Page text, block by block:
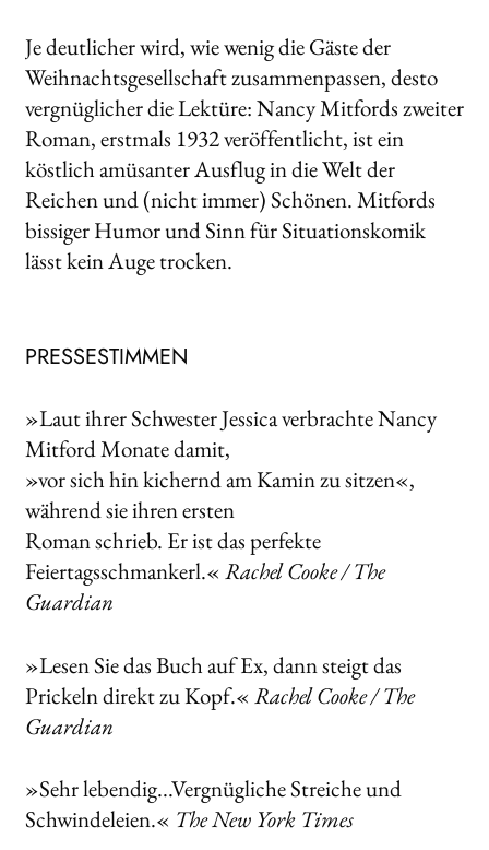
Je deutlicher wird, wie wenig die Gäste der
Weihnachtsgesellschaft zusammenpassen, desto
vergnüglicher die Lektüre: Nancy Mitfords zweiter
Roman, erstmals 1932 veröffentlicht, ist ein
köstlich amüsanter Ausflug in die Welt der
Reichen und (nicht immer) Schönen. Mitfords
bissiger Humor und Sinn für Situationskomik
lässt kein Auge trocken.
PRESSESTIMMEN
»Laut ihrer Schwester Jessica verbrachte Nancy
Mitford Monate damit,
»vor sich hin kichernd am Kamin zu sitzen«,
während sie ihren ersten
Roman schrieb. Er ist das perfekte
Feiertagsschmankerl.« Rachel Cooke / The
Guardian
»Lesen Sie das Buch auf Ex, dann steigt das
Prickeln direkt zu Kopf.« Rachel Cooke / The
Guardian
»Sehr lebendig...Vergnügliche Streiche und
Schwindeleien.« The New York Times